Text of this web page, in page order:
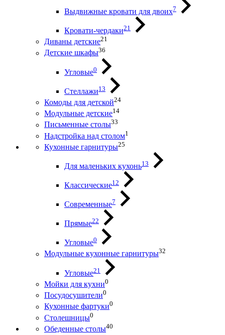
Выдвижные кровати для двоих7
Кровати-чердаки21
Диваны детские21
Детские шкафы36
Угловые0
Стеллажи13
Комоды для детской24
Модульные детские14
Письменные столы33
Надстройка над столом1
Кухонные гарнитуры25
Для маленьких кухонь13
Классические12
Современные7
Прямые22
Угловые0
Модульные кухонные гарнитуры32
Угловые21
Мойки для кухни0
Посудосушители0
Кухонные фартуки0
Столешницы0
Обеденные столы40